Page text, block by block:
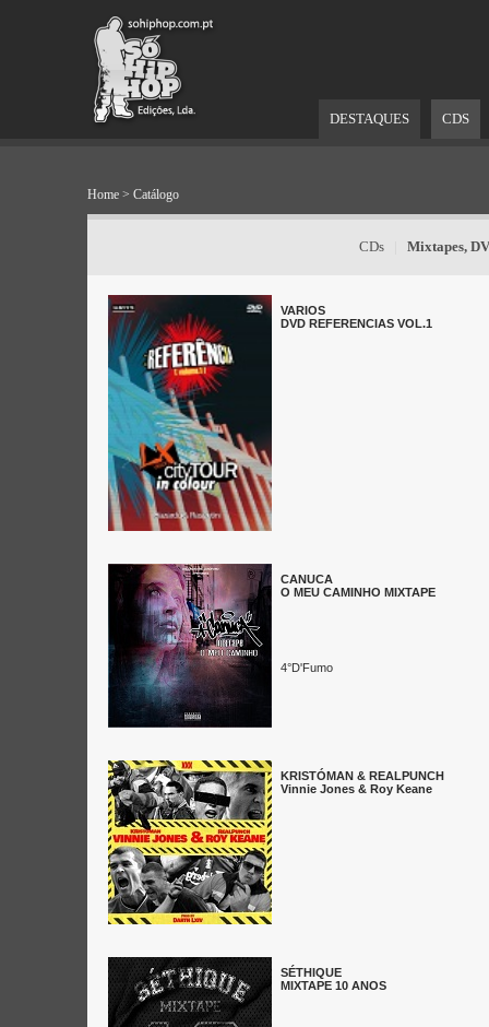
DESTAQUES CDS
Home > Catálogo
CDs Mixtapes,
VARIOS
DVD REFERENCIAS VOL.1
CANUCA
O MEU CAMINHO MIXTAPE
4°D'Fumo
KRISTÓMAN & REALPUNCH
Vinnie Jones & Roy Keane
SÉTHIQUE
MIXTAPE 10 ANOS